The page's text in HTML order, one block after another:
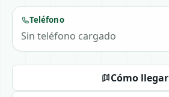
Teléfono
Sin teléfono cargado
Cómo llegar